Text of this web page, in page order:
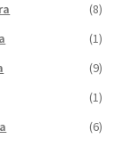
(8)
(1)
(9)
(1)
(6)